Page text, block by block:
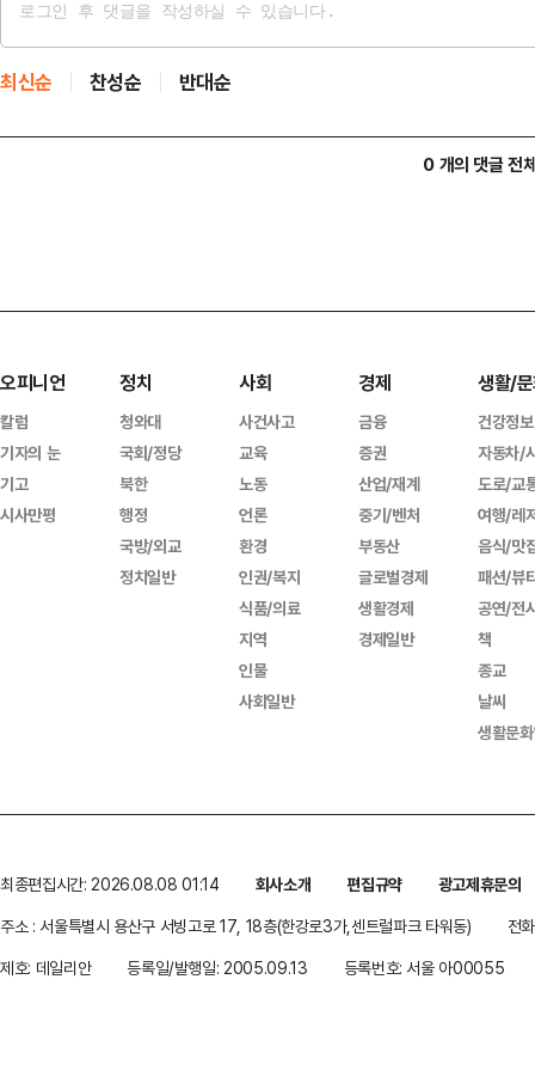
최신순 찬성순 반대순
0 개의 댓글 전
오피니언
칼럼
기자의 눈
기고
시사만평
정치
청와대
국회/정당
북한
행정
국방/외교
정치일반
사회
사건사고
교육
노동
언론
환경
인권/복지
식품/의료
지역
인물
사회일반
경제
금융
증권
산업/재계
중기/벤처
부동산
글로벌경제
생활경제
경제일반
생활/
건강정보
자동차/
도로/교
여행/레
음식/맛
패션/뷰
공연/전
책
종교
날씨
생활문
최종편집시간: 2026.08.08 01:14 회사소개 편집규약
광고제휴문의
주소 : 서울특별시 용산구 서빙고로 17, 18층(한강로3가,센트럴파크 타워동)
전
제호: 데일리안
등록일/발행일: 2005.09.13 등록번호: 서울 아00055